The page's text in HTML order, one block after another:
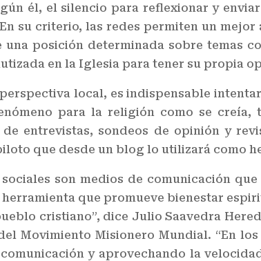
él, el silencio para reflexionar y
su criterio, las redes permiten un
una posición determinada sobre temas
en la Iglesia para tener su propia
local, es indispensable
para la religión como se
entrevistas, sondeos de opinión y
que desde un blog lo utilizará como
sociales son medios de comunicación
que promueve bienestar
cristiano”, dice Julio Saavedra
Movimiento Misionero Mundial. “En
y aprovechando la